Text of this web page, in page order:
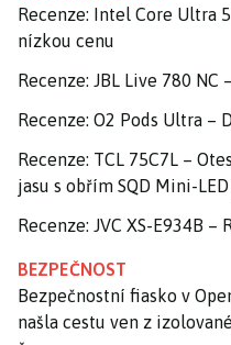
Recenze: Intel Core Ultra
nízkou cenu
Recenze: JBL Live 780
Recenze: O2 Pods Ultra –
Recenze: TCL 75C7L –
jasu s obřím SQD Mini-
Recenze: JVC XS-E934B
BEZPEČNOST
Bezpečnostní fiasko v
našla cestu ven z